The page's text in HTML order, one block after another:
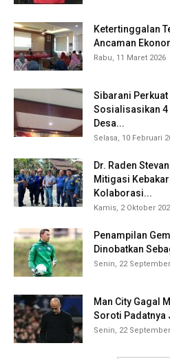
Ketertinggalan
Ancaman
Rabu, 11 Maret 2026
Sibarani
Sosialisasikan 4
Desa...
Selasa, 10 Februari
Dr. Raden
Mitigasi
Kolaborasi...
Kamis, 2 Oktober
Penampilan
Dinobatkan
Senin, 22
Man City Gagal
Soroti Padatnya
Senin, 22